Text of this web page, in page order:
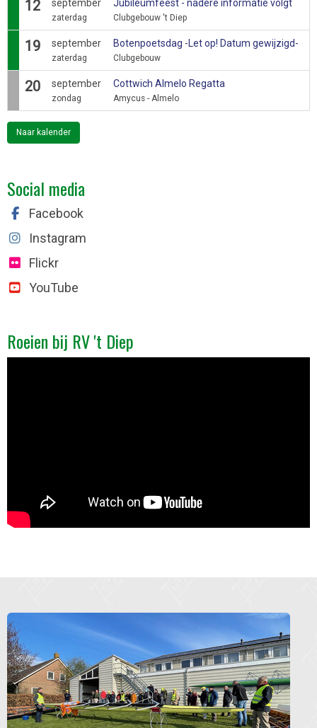
12 september
zaterdag
Jubileumfeest - nadere informatie volgt
Clubgebouw 't Diep
19 september
zaterdag
Botenpoetsdag -Let op! Datum gewijzigd-
Clubgebouw
20 september
zondag
Cottwich Almelo Regatta
Amycus - Almelo
Naar kalender
Social media
Facebook
Instagram
Flickr
YouTube
Roeien bij RV 't Diep